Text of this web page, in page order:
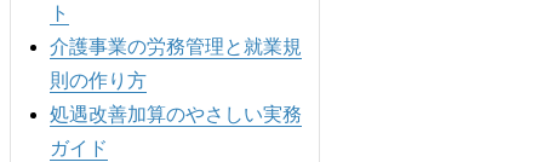
ト
介護事業の労務管理と就業規
則の作り方
処遇改善加算のやさしい実務
ガイド